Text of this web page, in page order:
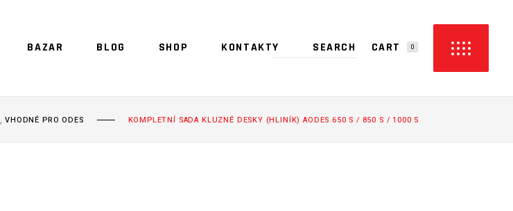
BAZAR BLOG SHOP KONTAKTY CART 0
NO PRODUCTS IN THE CART.
,VHODNÉ PRO ODES KOMPLETNÍ SADA KLUZNÉ DESKY (HLINÍK) AODES 650 S / 850 S / 1000 S